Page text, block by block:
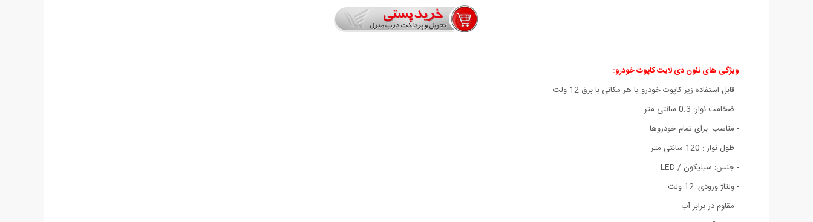
ویژگی های نئون دی لایت کاپوت خودرو:
- قابل استفاده زیر کاپوت خودرو یا هر مکانی با برق 12 ولت
- ضخامت نوار: 0.3 سانتی متر
- مناسب: برای تمام خودروها
- طول نوار : 120 سانتی متر
- جنس: سیلیکون / LED
- ولتاژ ورودی: 12 ولت
- مقاوم در برابر آب